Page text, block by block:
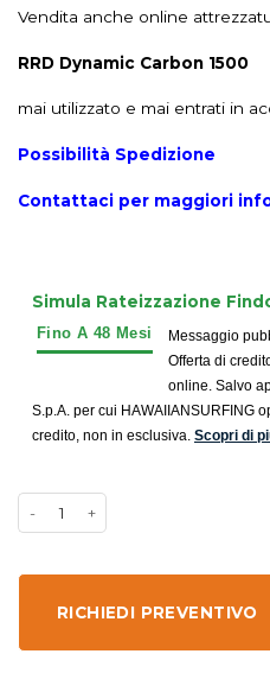
Vendita anche online
RRD Dynamic Carbon 1500
mai utilizzato e mai entrati in
Possibilità Spedizione
Contattaci per maggiori
Simula Rateizzazione
Messaggio
Offerta di
online. Salvo
S.p.A. per cui HAWAIIANSURFING
credito, non in esclusiva. Scopri di
RICHIEDI PREVENTIVO